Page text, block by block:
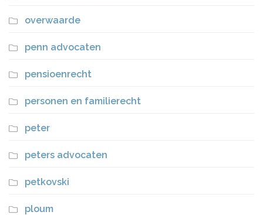
overwaarde
penn advocaten
pensioenrecht
personen en familierecht
peter
peters advocaten
petkovski
ploum